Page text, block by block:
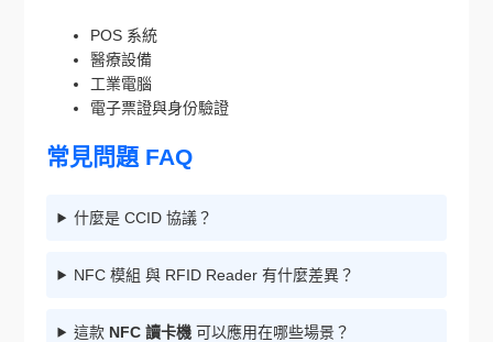
POS 系統
醫療設備
工業電腦
電子票證與身份驗證
常見問題 FAQ
什麼是 CCID 協議？
NFC 模組 與 RFID Reader 有什麼差異？
這款 NFC 讀卡機 可以應用在哪些場景？